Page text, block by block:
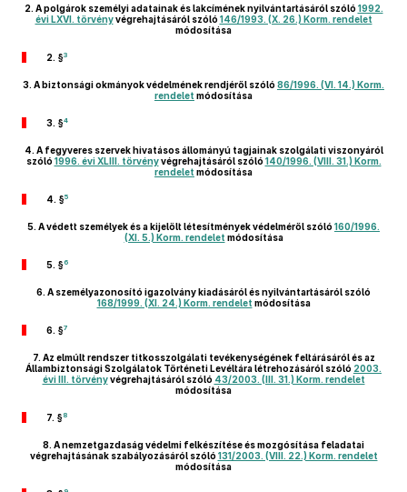
2. A polgárok személyi adatainak és lakcímének nyilvántartásáról szóló 1992.
évi LXVI. törvényvégrehajtásáról szóló 146/1993. (X. 26.) Korm. rendelet
módosítása
2. §3
3. A biztonsági okmányok védelmének rendjéről szóló 86/1996. (VI. 14.) Korm.
rendelet módosítása
3. §4
4. A fegyveres szervek hivatásos állományú tagjainak szolgálati viszonyáról
szóló 1996. évi XLIII. törvényvégrehajtásáról szóló 140/1996. (VIII. 31.) Korm.
rendelet módosítása
4. §5
5. A védett személyek és a kijelölt létesítmények védelméről szóló 160/1996.
(XI. 5.) Korm. rendelet módosítása
5. §6
6. A személyazonosító igazolvány kiadásáról és nyilvántartásáról szóló
168/1999. (XI. 24.) Korm. rendelet módosítása
6. §7
7. Az elmúlt rendszer titkosszolgálati tevékenységének feltárásáról és az
Állambiztonsági Szolgálatok Történeti Levéltára létrehozásáról szóló 2003.
évi III. törvényvégrehajtásáról szóló 43/2003. (III. 31.) Korm. rendelet
módosítása
7. §8
8. A nemzetgazdaság védelmi felkészítése és mozgósítása feladatai
végrehajtásának szabályozásáról szóló 131/2003. (VIII. 22.) Korm. rendelet
módosítása